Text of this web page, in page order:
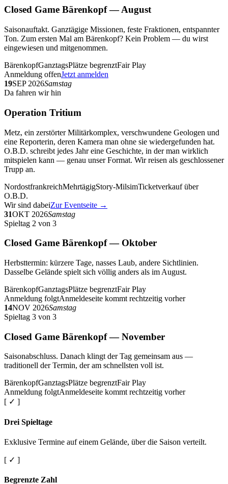
Closed Game Bärenkopf — August
Saisonauftakt. Ganztägige Missionen, feste Fraktionen, entspannter
Ton. Zum ersten Mal am Bärenkopf? Kein Problem — du wirst
eingewiesen und mitgenommen.
BärenkopfGanztagsPlätze begrenztFair Play
Anmeldung offenJetzt anmelden
19SEP 2026Samstag
Da fahren wir hin
Operation Tritium
Metz, ein zerstörter Militärkomplex, verschwundene Geologen und
eine Reporterin, deren Kamera man ohne sie wiedergefunden hat.
O.B.D. schreibt jedes Jahr eine Geschichte, in der man wirklich
mitspielen kann — genau unser Format. Wir reisen als geschlossener
Trupp an.
NordostfrankreichMehrtägigStory-MilsimTicketverkauf über
O.B.D.
Wir sind dabeiZur Eventseite →
31OKT 2026Samstag
Spieltag 2 von 3
Closed Game Bärenkopf — Oktober
Herbsttermin: kürzere Tage, nasses Laub, andere Sichtlinien.
Dasselbe Gelände spielt sich völlig anders als im August.
BärenkopfGanztagsPlätze begrenztFair Play
Anmeldung folgtAnmeldeseite kommt rechtzeitig vorher
14NOV 2026Samstag
Spieltag 3 von 3
Closed Game Bärenkopf — November
Saisonabschluss. Danach klingt der Tag gemeinsam aus —
traditionell der Termin, der am schnellsten voll ist.
BärenkopfGanztagsPlätze begrenztFair Play
Anmeldung folgtAnmeldeseite kommt rechtzeitig vorher
[ ✓ ]
Drei Spieltage
Exklusive Termine auf einem Gelände, über die Saison verteilt.
[ ✓ ]
Begrenzte Zahl